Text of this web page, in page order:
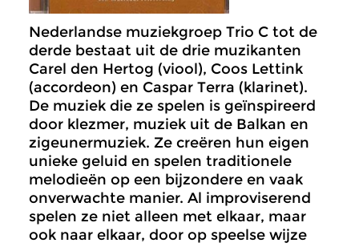
Nederlandse muziekgroep Trio C tot de
derde bestaat uit de drie muzikanten
Carel den Hertog (viool), Coos Lettink
(accordeon) en Caspar Terra (klarinet).
De muziek die ze spelen is geïnspireerd
door klezmer, muziek uit de Balkan en
zigeunermuziek. Ze creëren hun eigen
unieke geluid en spelen traditionele
melodieën op een bijzondere en vaak
onverwachte manier. Al improviserend
spelen ze niet alleen met elkaar, maar
ook naar elkaar, door op speelse wijze